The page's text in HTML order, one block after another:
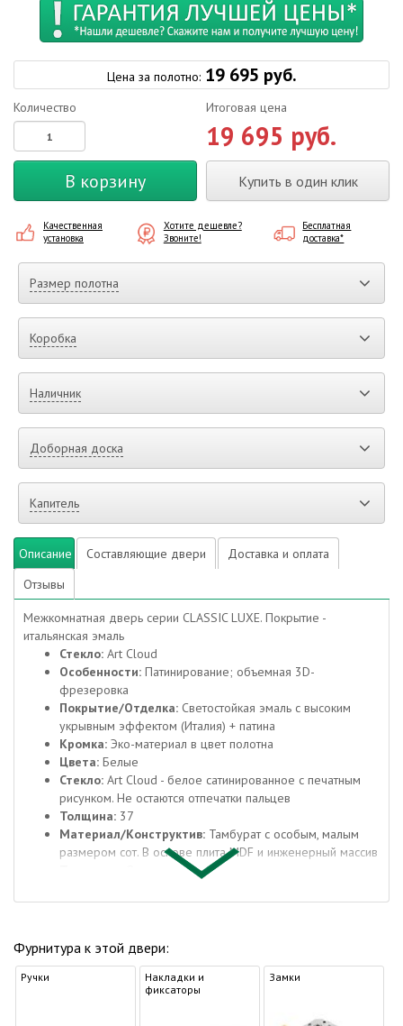
Цена за полотно:19 695 руб.
Количество Итоговая цена
19 695 руб.
В корзину Купить в один клик
Качественная
установка
Хотите дешевле?
Звоните!
Бесплатная
доставка*
Размер полотна
Коробка
Наличник
Доборная доска
Капитель
Описание Составляющие двери
Доставка и оплата
Отзывы
Межкомнатная дверь серии CLASSIC LUXE. Покрытие -
итальянская эмаль
Стекло: Art Cloud
Особенности: Патинирование; объемная 3D-
фрезеровка
Покрытие/Отделка: Светостойкая эмаль с высоким
укрывным эффектом (Италия) + патина
Кромка: Эко-материал в цвет полотна
Цвета: Белые
Стекло: Art Cloud - белое сатинированное с печатным
рисунком. Не остаются отпечатки пальцев
Толщина: 37
Материал/Конструктив: Тамбурат с особым, малым
размером сот. В основе плита MDF и инженерный массив
Остекленная
Стиль:Классика
Материал эмаль известен нам с детства. Двери
покрытые эмалью активно монтировали в только
что построенных многоквартирных домах, в
Фурнитура к этой двери:
Ручки
Накладки и
фиксаторы
Замки